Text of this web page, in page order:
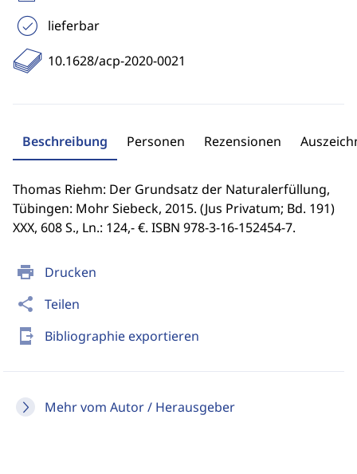
print Drucken
share Teilen
send_to_mobile Bibliographie exportieren
Mehr vom Autor / Herausgeber
lieferbar
10.1628/acp-2020-0021
Beschreibung Personen Rezensionen
Thomas Riehm: Der Grundsatz der Naturalerfüllung,
Tübingen: Mohr Siebeck, 2015. (Jus Privatum; Bd. 191)
XXX, 608 S., Ln.: 124,- €. ISBN 978-3-16-152454-7.